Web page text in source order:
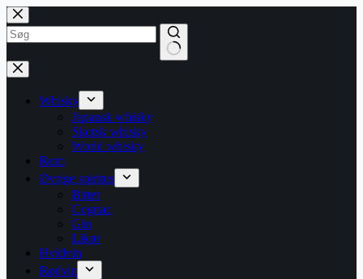
Fortsæt
til
indhold
Ingen
resultater
Whisky
Japansk whisky
Skotsk whisky
World whisky
Rom
Øvrige spiritus
Bitter
Cognac
Gin
Likør
Hvidvin
Rødvin